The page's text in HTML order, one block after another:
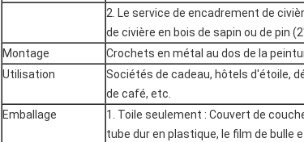
2. Le service de encadrement de
de civière en bois de sapin ou de pin
Montage
Crochets en métal au dos de la
Utilisation
Sociétés de cadeau, hôtels d'étoile,
de café, etc.
Emballage
1. Toile seulement : Couvert de
tube dur en plastique, le film de bulle